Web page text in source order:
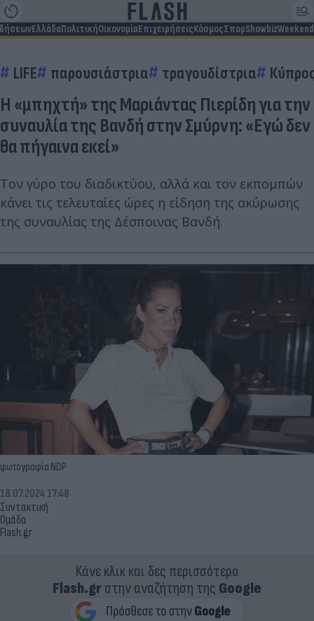
ΕλλάδαΠολιτικήΟικονομίαΕπιχειρήσειςΚόσμοςΣπορShowbizWeekend
LIFE παρουσιάστρια τραγουδίστρια
Η «μπηχτή» της Μαριάντας Πιερίδη για την
συναυλία της Βανδή στην Σμύρνη: «Εγώ δεν
θα πήγαινα εκεί»
Τον γύρο του διαδικτύου, αλλά και τον εκπομπών
κάνει τις τελευταίες ώρες η είδηση της ακύρωσης
της συναυλίας της Δέσποινας Βανδή.
φωτογραφία NDP
Συντακτική
Ομάδα
Flash.gr
18.07.2024 17:48
Κάνε κλικ και δες περισσότερο
Flash.grστην αναζήτηση της Google